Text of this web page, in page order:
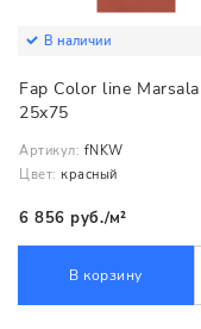
В наличии
Fap Color line Marsala
25x75
Артикул: fNKW
Цвет: красный
6 856 руб./м²
В корзину